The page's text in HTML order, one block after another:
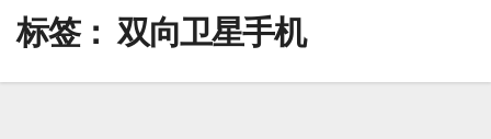
标签：双向卫星手机